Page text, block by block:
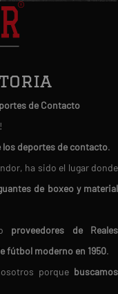
de Contacto
los deportes de contacto.
ha sido el lugar donde
de boxeo y material
proveedores de Reales
fútbol moderno en 1950.
porque buscamos